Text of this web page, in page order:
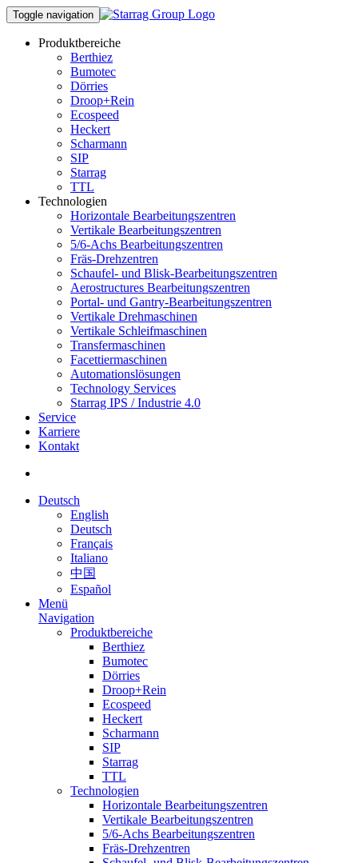
Toggle navigation
Produktbereiche
Berthiez
Bumotec
Dörries
Droop+Rein
Ecospeed
Heckert
Scharmann
SIP
Starrag
TTL
Technologien
Horizontale Bearbeitungszentren
Vertikale Bearbeitungszentren
5/6-Achs Bearbeitungszentren
Fräs-Drehzentren
Schaufel- und Blisk-Bearbeitungszentren
Aerostructures Bearbeitungszentren
Portal- und Gantry-Bearbeitungszentren
Vertikale Drehmaschinen
Vertikale Schleifmaschinen
Transfermaschinen
Facettiermaschinen
Automationslösungen
Technology Services
Starrag IPS / Industrie 4.0
Service
Karriere
Kontakt
Deutsch
English
Deutsch
Français
Italiano
中国
Español
Menü
Navigation
Produktbereiche
Berthiez
Bumotec
Dörries
Droop+Rein
Ecospeed
Heckert
Scharmann
SIP
Starrag
TTL
Technologien
Horizontale Bearbeitungszentren
Vertikale Bearbeitungszentren
5/6-Achs Bearbeitungszentren
Fräs-Drehzentren